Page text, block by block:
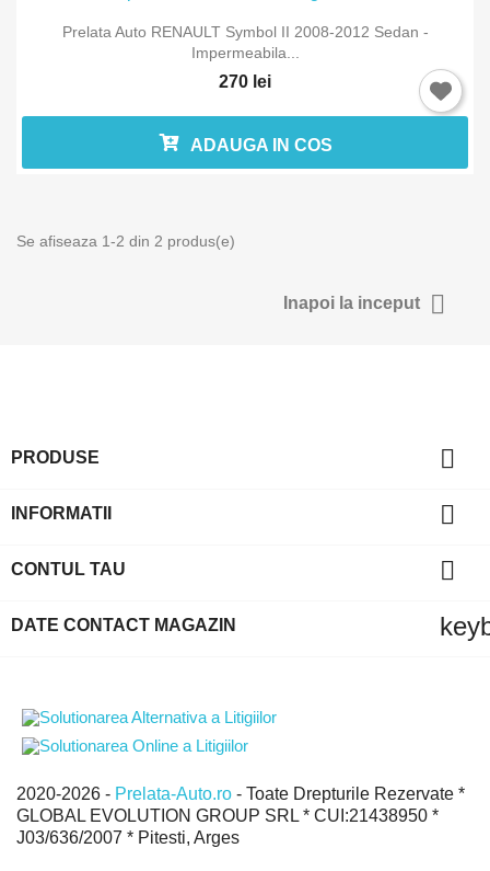
Prelata Auto RENAULT Symbol II 2008-2012 Sedan -
Impermeabila...
270 lei
ADAUGA IN COS
Se afiseaza 1-2 din 2 produs(e)
Inapoi la inceput 
PRODUSE 
INFORMATII 
CONTUL TAU 
DATE CONTACT MAGAZIN
2020-2026 - Prelata-Auto.ro - Toate Drepturile Rezervate *
GLOBAL EVOLUTION GROUP SRL * CUI:21438950 *
J03/636/2007 * Pitesti, Arges
Favorite.